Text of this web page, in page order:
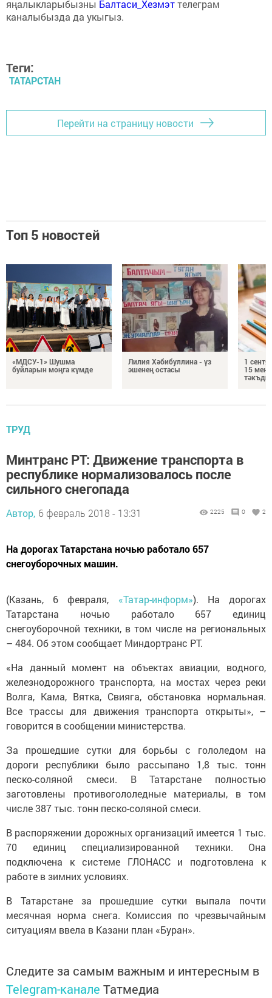
яңалыкларыбызны Балтаси_Хезмэттелеграм
каналыбызда да укыгыз.
Теги:
ТАТАРСТАН
Перейти на страницу новости
Топ 5 новостей
«МДСУ-1» Шушма
буйларын моңга күмде
Лилия Хәбибуллина - үз
эшенең остасы
1
15 мең
ТРУД
Минтранс РТ: Движение транспорта в
республике нормализовалось после
сильного снегопада
Автор, 6 февраль 2018 - 13:31 2225 0 2
На дорогах Татарстана ночью работало 657
снегоуборочных машин.
(Казань, 6 февраля, «Татар-информ»). На дорогах
Татарстана ночью работало 657 единиц
снегоуборочной техники, в том числе на региональных
– 484. Об этом сообщает Миндортранс РТ.
«На данный момент на объектах авиации, водного,
железнодорожного транспорта, на мостах через реки
Волга, Кама, Вятка, Свияга, обстановка нормальная.
Все трассы для движения транспорта открыты», –
говорится в сообщении министерства.
За прошедшие сутки для борьбы с гололедом на
дороги республики было рассыпано 1,8 тыс. тонн
песко-соляной смеси. В Татарстане полностью
заготовлены противогололедные материалы, в том
числе 387 тыс. тонн песко-соляной смеси.
В распоряжении дорожных организаций имеется 1 тыс.
70 единиц специализированной техники. Она
подключена к системе ГЛОНАСС и подготовлена к
работе в зимних условиях.
В Татарстане за прошедшие сутки выпала почти
месячная норма снега. Комиссия по чрезвычайным
ситуациям ввела в Казани план «Буран».
Следите за самым важным и интересным в
Telegram-канале Татмедиа